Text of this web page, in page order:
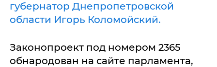
губернатор Днепропетровской
области Игорь Коломойский.
Законопроект под номером 2365
обнародован на сайте парламента,